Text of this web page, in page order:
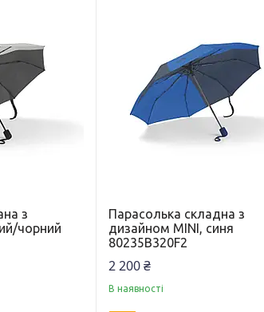
з
чорний
Парасолька складна з
дизайном MINI, синя
80235B320F2
2 200 ₴
В наявності